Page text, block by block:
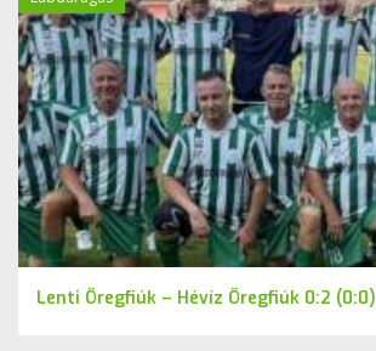
Lenti Öregfiúk – Hévíz Öregfiúk 0:2 (0:0)